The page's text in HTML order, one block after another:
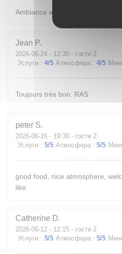
Ambiance agréable, calme et
Jean P
2026-06-24 - 12:30 - гости 2
Услуги : 4/5 Атмосфера : 4/5
Toujours très bon. RAS
peter S
2026-06-16 - 19:30 - гости 2
Услуги : 5/5 Атмосфера : 5/5
good food, nice atmosphere,
like
Catherine D
2026-06-12 - 12:15 - гости 2
Услуги : 5/5 Атмосфера : 5/5